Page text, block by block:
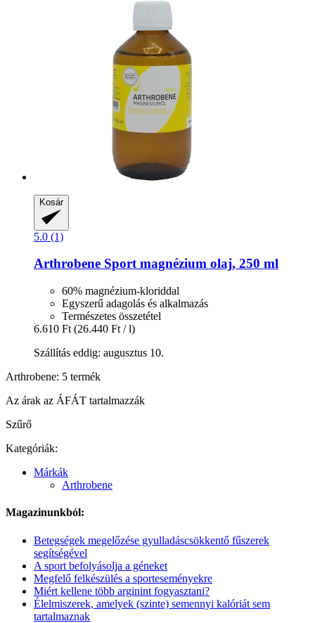
Kosár
5.0 (1)
Arthrobene Sport magnézium olaj, 250 ml
60% magnézium-kloriddal
Egyszerű adagolás és alkalmazás
Természetes összetétel
6.610 Ft (26.440 Ft / l)
Szállítás eddig: augusztus 10.
Arthrobene: 5 termék
Az árak az ÁFÁT tartalmazzák
Szűrő
Kategóriák:
Márkák
Arthrobene
Magazinunkból:
Betegségek megelőzése gyulladáscsökkentő fűszerek
segítségével
A sport befolyásolja a géneket
Megfelő felkészülés a sporteseményekre
Miért kellene több arginint fogyasztani?
Élelmiszerek, amelyek (szinte) semennyi kalóriát sem
tartalmaznak